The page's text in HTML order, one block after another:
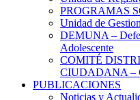
PROGRAMAS
Unidad de
DEMUNA –
Adolescente
COMITÉ
CIUDADANA –
PUBLICACIONES
Noticias y